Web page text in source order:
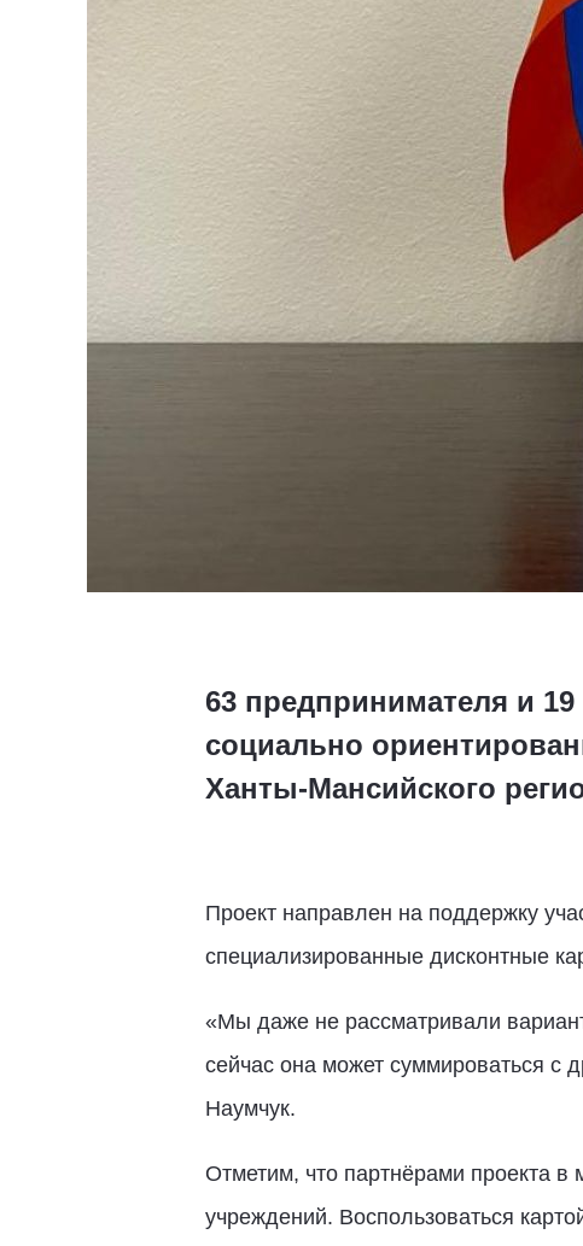
63 предпринимателя и
социально
Ханты-Мансийского
Проект направлен на поддержку
специализированные дисконтные
«Мы даже не рассматривали
сейчас она может суммироваться с
Наумчук.
Отметим, что партнёрами проекта в
учреждений. Воспользоваться